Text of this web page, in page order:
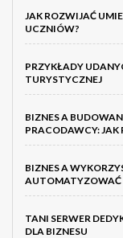
JAK ROZWIJAĆ
UCZNIÓW?
PRZYKŁADY
TURYSTYCZNEJ
BIZNES A
PRACODAWCY: JAK
BIZNES A
AUTOMATYZOWAĆ
TANI SERWER
DLA BIZNESU